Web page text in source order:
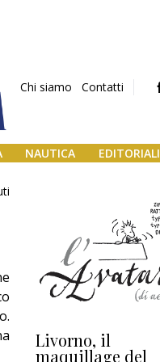
Chi siamo Contatti
NAUTICA EDITORIALI
Livorno, il
maquillage del